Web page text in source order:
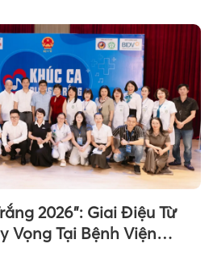
2026": Giai Điệu Từ
Vọng Tại Bệnh Viện